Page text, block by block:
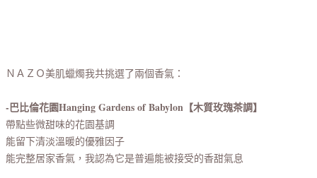
ＮＡＺＯ美肌蠟燭我共挑選了兩個香氣：
-巴比倫花園Hanging Gardens of Babylon【木質玫瑰茶調】
帶點些微甜味的花園基調
能留下清淡溫暖的優雅因子
能完整居家香氣，我認為它是普遍能被接受的香甜氣息